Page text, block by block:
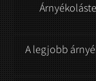
A legjobb